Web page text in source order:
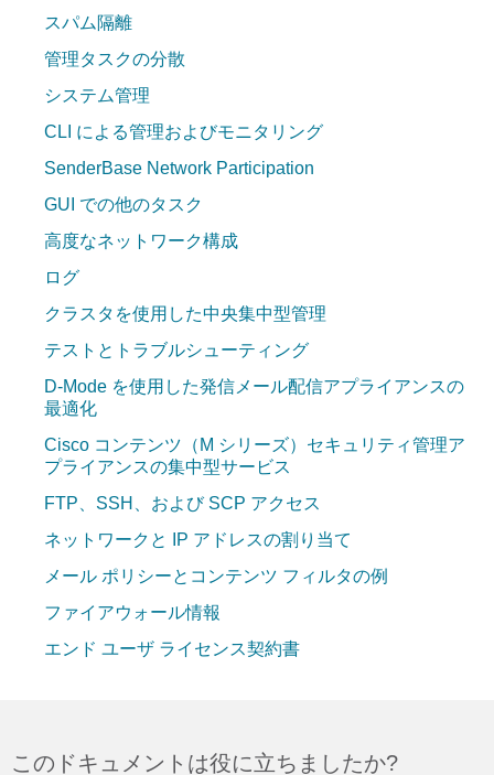
スパム隔離
管理タスクの分散
システム管理
CLI による管理およびモニタリング
SenderBase Network Participation
GUI での他のタスク
高度なネットワーク構成
ログ
クラスタを使用した中央集中型管理
テストとトラブルシューティング
D-Mode を使用した発信メール配信アプライアンスの
最適化
Cisco コンテンツ（M シリーズ）セキュリティ管理ア
プライアンスの集中型サービス
FTP、SSH、および SCP アクセス
ネットワークと IP アドレスの割り当て
メール ポリシーとコンテンツ フィルタの例
ファイアウォール情報
エンド ユーザ ライセンス契約書
このドキュメントは役に立ちましたか?